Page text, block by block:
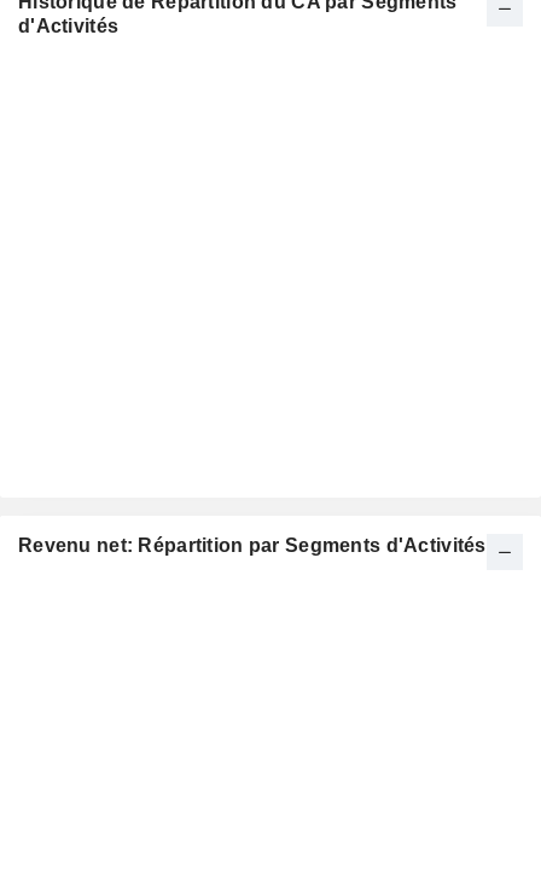
d'Activités
Revenu net: Répartition par Segments d'Activités